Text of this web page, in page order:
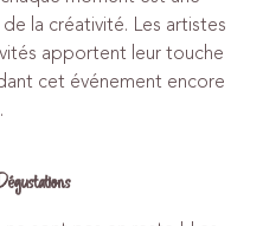
la créativité. Les artistes
apportent leur touche
cet événement encore